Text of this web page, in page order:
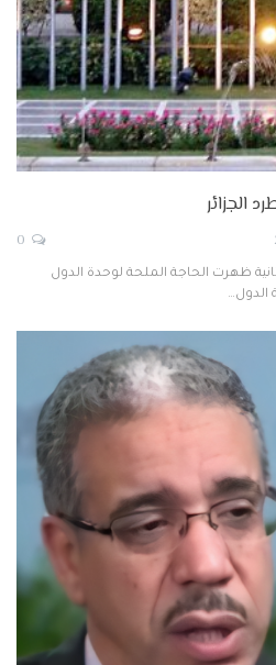
الجزائر
ظهرت الحاجة الملحة لوحدة الدول
الدول…